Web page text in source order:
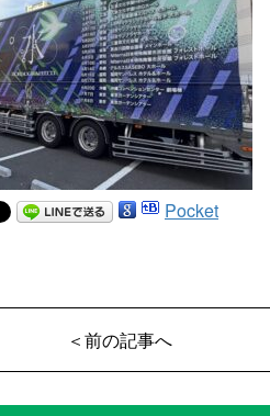
Pocket
＜前の記事へ